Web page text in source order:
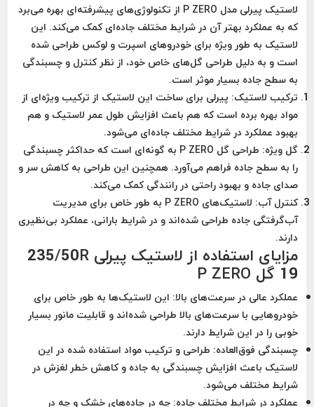
لاستیک پیرلی مدل P ZERO از تکنولوژی‌های پیشرفته‌ای بهره می‌برد
که به عملکرد بهتر آن در شرایط مختلف جاده‌ای کمک می‌کند. این
لاستیک به طور ویژه برای خودروهای اسپرت و لوکس طراحی شده
است و به دلیل طراحی گل‌های خاص خود، از نظر کنترل و چسبندگی
به سطح جاده بسیار موثر است.
ترکیب لاستیک: پیرلی برای ساخت این لاستیک از ترکیب ویژه‌ای از
مواد بهره برده است که هم باعث افزایش طول عمر لاستیک و هم
بهبود عملکرد در شرایط مختلف جاده‌ای می‌شود.
گل ویژه:
طراحی گل P ZERO به گونه‌ای است که حداکثر چسبندگی
را به سطح جاده فراهم می‌آورد. همچنین این طراحی به کاهش سر و
صدای جاده و بهبود راحتی در رانندگی کمک می‌کند.
کنترل آب:
لاستیک‌های P ZERO به طور خاص برای مدیریت
آب‌گرفتگی جاده طراحی شده‌اند و در شرایط بارانی، عملکرد بی‌نظیری
دارند.
مزایای استفاده از لاستیک پیرلی 235/50R
19 گل P ZERO
عملکرد عالی در سرعت‌های بالا: این لاستیک‌ها به طور خاص برای
خودروهایی با سرعت‌های بالا طراحی شده‌اند و قابلیت مانور بسیار
خوبی را در این شرایط دارند.
چسبندگی فوق‌العاده: طراحی و ترکیب مواد استفاده شده در این
لاستیک باعث افزایش چسبندگی به جاده و کاهش خطر لغزش در
شرایط مختلف می‌شود.
عملکرد در شرایط مختلف جاده: چه در جاده‌های خشک و چه در